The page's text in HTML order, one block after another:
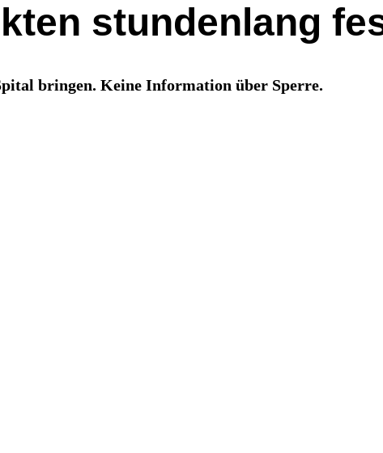
stundenlang
bringen. Keine Information über Sperre.